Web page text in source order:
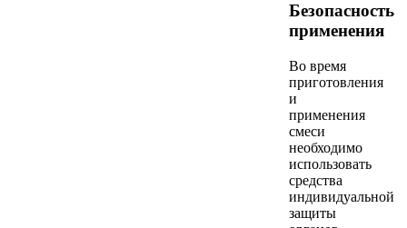
Безопасность
применения
Во время
приготовления
и
применения
смеси
необходимо
использовать
средства
индивидуальной
защиты